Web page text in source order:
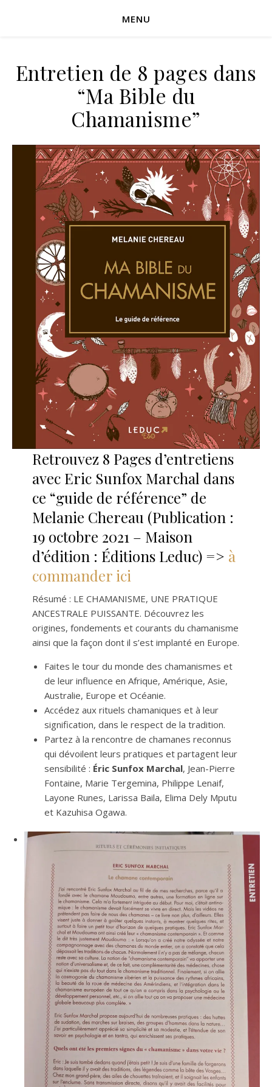
MENU
Entretien de 8 pages dans
“Ma Bible du
Chamanisme”
Retrouvez 8 Pages d’entretiens
avec Eric Sunfox Marchal dans
ce “guide de référence” de
Melanie Chereau (Publication :
19 octobre 2021 – Maison
d’édition : Éditions Leduc) => à
commander ici
Résumé : LE CHAMANISME, UNE PRATIQUE
ANCESTRALE PUISSANTE. Découvrez les
origines, fondements et courants du chamanisme
ainsi que la façon dont il s’est implanté en Europe.
Faites le tour du monde des chamanismes et
de leur influence en Afrique, Amérique, Asie,
Australie, Europe et Océanie.
Accédez aux rituels chamaniques et à leur
signification, dans le respect de la tradition.
Partez à la rencontre de chamanes reconnus
qui dévoilent leurs pratiques et partagent leur
sensibilité : Éric Sunfox Marchal, Jean-Pierre
Fontaine, Marie Tergemina, Philippe Lenaif,
Layone Runes, Larissa Baila, Elima Dely Mputu
et Kazuhisa Ogawa.